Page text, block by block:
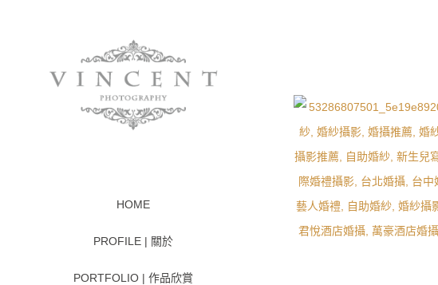
HOME
PROFILE | 關於
PORTFOLIO | 作品欣賞